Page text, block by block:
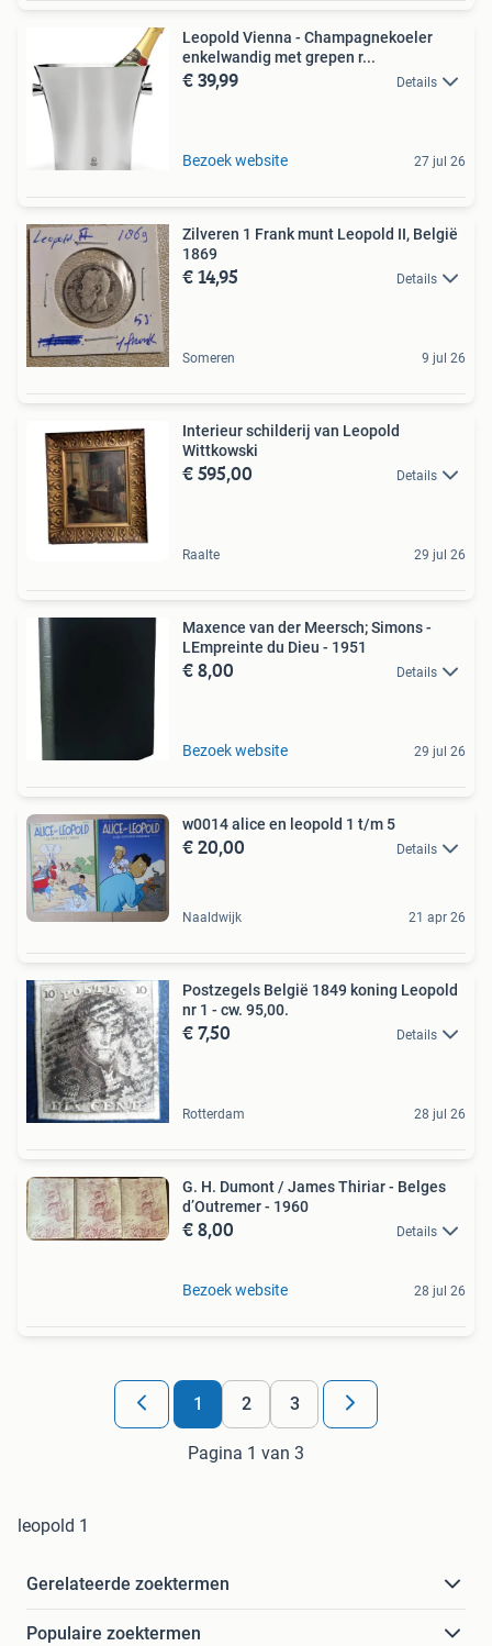
Leopold Vienna - Champagnekoeler
enkelwandig met grepen r...
€ 39,99 Details
Bezoek website 27 jul 26
Zilveren 1 Frank munt Leopold II, België
1869
€ 14,95 Details
Someren 9 jul 26
Interieur schilderij van Leopold
Wittkowski
€ 595,00 Details
Raalte 29 jul 26
Maxence van der Meersch; Simons -
LEmpreinte du Dieu - 1951
€ 8,00 Details
Bezoek website 29 jul 26
w0014 alice en leopold 1 t/m 5
€ 20,00 Details
Naaldwijk 21 apr 26
Postzegels België 1849 koning Leopold
nr 1 - cw. 95,00.
€ 7,50 Details
Rotterdam 28 jul 26
G. H. Dumont / James Thiriar - Belges
d’Outremer - 1960
€ 8,00 Details
Bezoek website 28 jul 26
1 2 3
Pagina 1 van 3
leopold 1
Gerelateerde zoektermen
Populaire zoektermen